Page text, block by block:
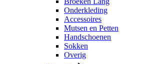
Onderkleding
Accessoires
Mutsen en Petten
Handschoenen
Sokken
Overig